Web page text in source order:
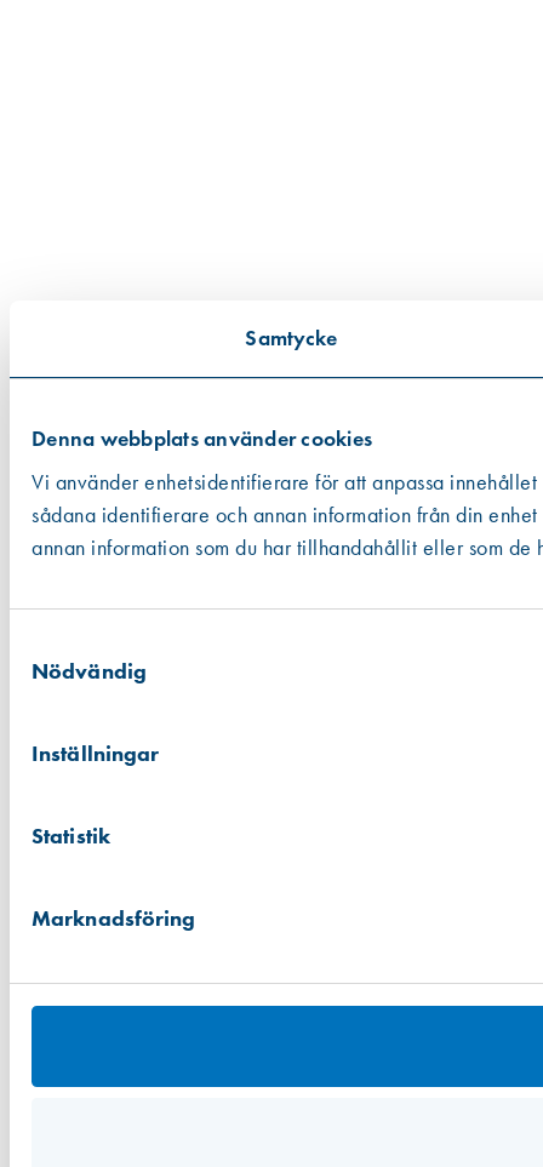
Samtycke
Denna webbplats använder cookies
Vi använder enhetsidentifierare för att anpassa
sådana identifierare och annan information från din
annan information som du har tillhandahållit eller som de
Nödvändig
Inställningar
Statistik
Marknadsföring